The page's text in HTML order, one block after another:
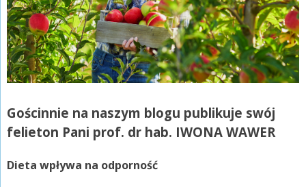
Gościnnie na naszym blogu publikuje swój
felieton Pani prof. dr hab. IWONA WAWER
Dieta wpływa na odporność